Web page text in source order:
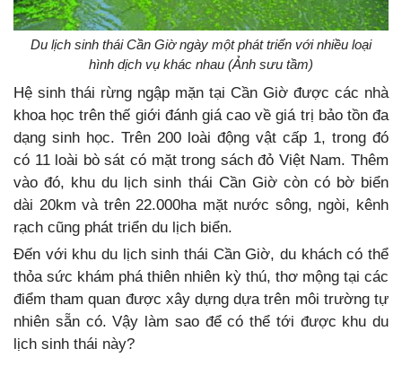
Du lịch sinh thái Cần Giờ ngày một phát triển với nhiều loại
hình dịch vụ khác nhau (Ảnh sưu tầm)
Hệ sinh thái rừng ngập mặn tại Cần Giờ được các nhà
khoa học trên thế giới đánh giá cao về giá trị bảo tồn đa
dạng sinh học. Trên 200 loài động vật cấp 1, trong đó
có 11 loài bò sát có mặt trong sách đỏ Việt Nam. Thêm
vào đó, khu du lịch sinh thái Cần Giờ còn có bờ biển
dài 20km và trên 22.000ha mặt nước sông, ngòi, kênh
rạch cũng phát triển du lịch biển.
Đến với khu du lịch sinh thái Cần Giờ, du khách có thể
thỏa sức khám phá thiên nhiên kỳ thú, thơ mộng tại các
điểm tham quan được xây dựng dựa trên môi trường tự
nhiên sẵn có. Vậy làm sao để có thể tới được khu du
lịch sinh thái này?